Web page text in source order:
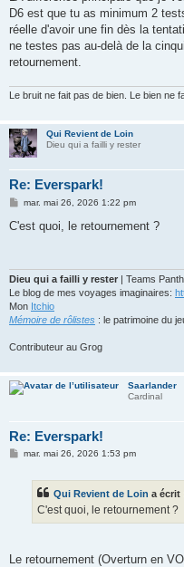
D6 est que tu as minimum 2
réelle d'avoir une fin dès la
ne testes pas au-delà de la
retournement.
Le bruit ne fait pas de bien. Le bien ne
Qui Revient de Loin
Dieu qui a failli y rester
Re: Everspark!
M
s
mar. mai 26, 2026 1:22 pm
C'est quoi, le retournement ?
Dieu qui a failli y rester | Teams
Le blog de mes voyages imaginaires:
Mon Itchio
Mémoire de rôlistes : le patrimoine du
Contributeur au Grog
Saarlander
Cardinal
Re: Everspark!
Mmar. mai 26, 2026 1:53 pm
Qui Revient de Loin a écrit
C'est quoi, le retournement ?
Le retournement (Overturn en